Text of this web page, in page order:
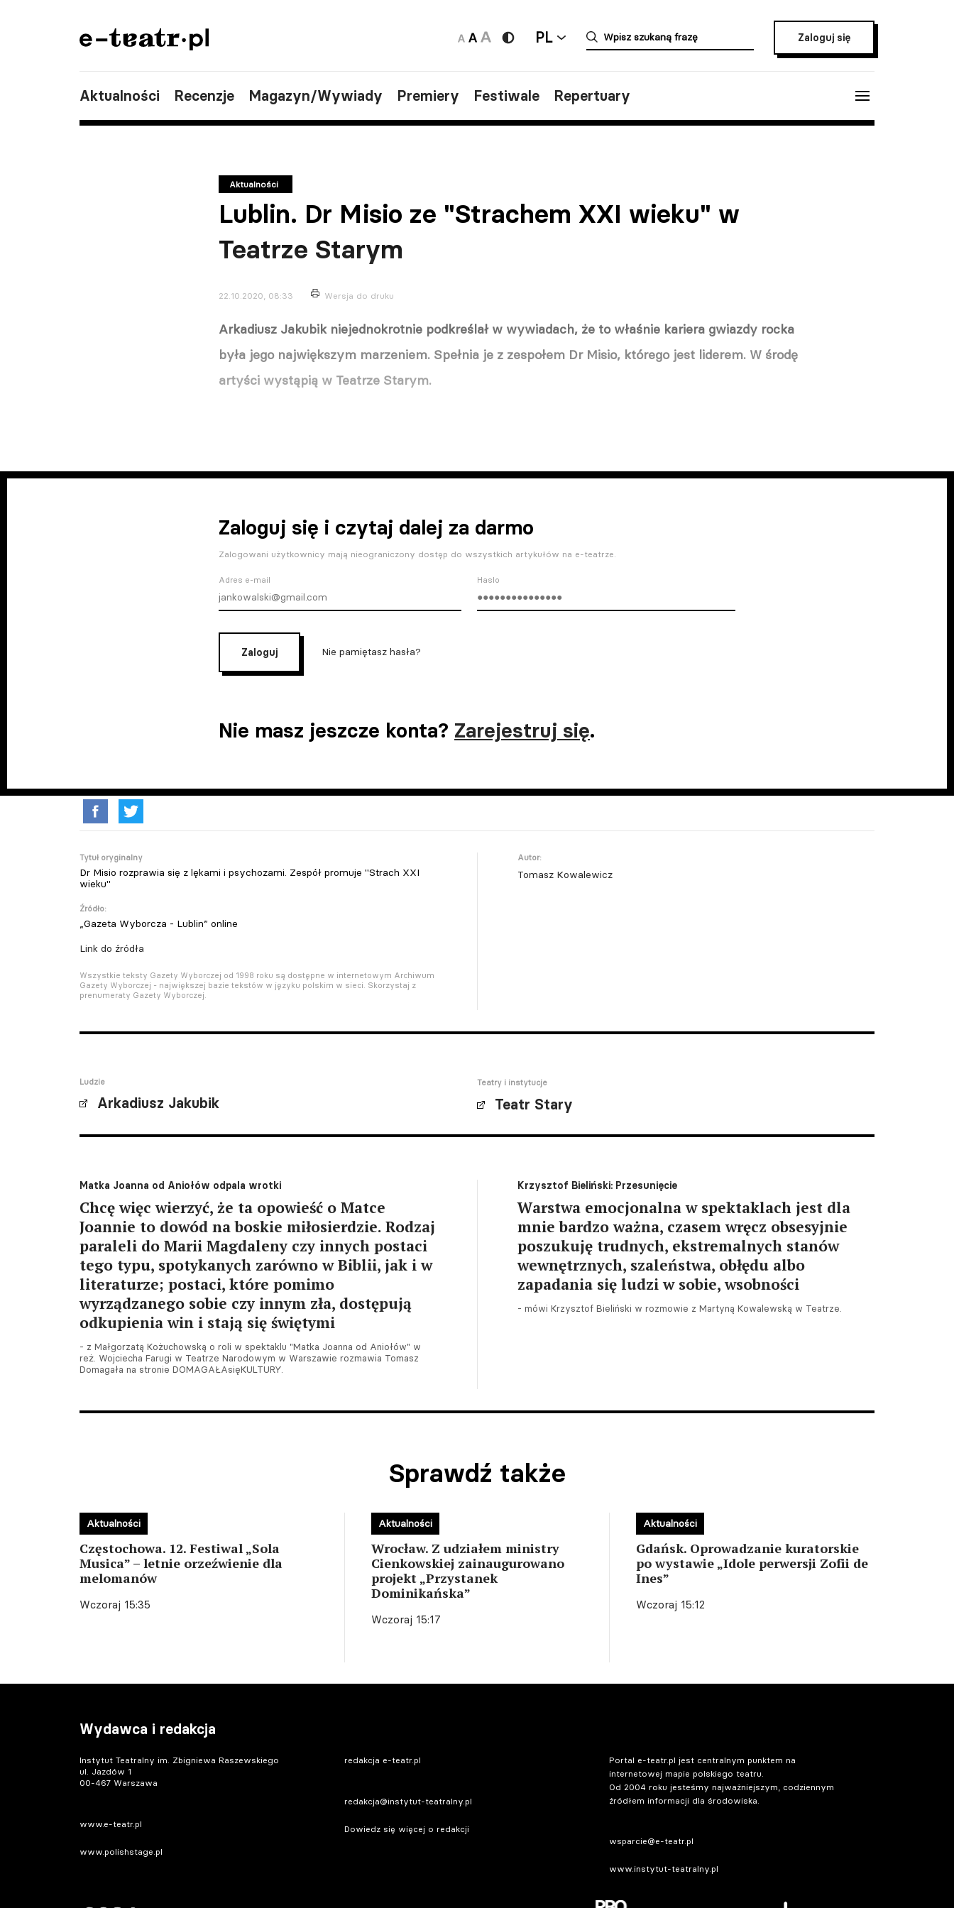
PL Zaloguj się
Aktualności Recenzje Magazyn/Wywiady Premiery Festiwale Repertuary
Aktualności
Lublin. Dr Misio ze "Strachem XXI wieku" w
Teatrze Starym
22.10.2020, 08:33 Wersja do druku
Arkadiusz Jakubik niejednokrotnie podkreślał w wywiadach, że to właśnie kariera gwiazdy rocka
była jego największym marzeniem. Spełnia je z zespołem Dr Misio, którego jest liderem. W środę
artyści wystąpią w Teatrze Starym.
Zaloguj się i czytaj dalej za darmo
Zalogowani użytkownicy mają nieograniczony dostęp do wszystkich artykułów na e-teatrze.
Adres e-mail Haslo
Zaloguj Nie pamiętasz hasła?
Nie masz jeszcze konta? Zarejestruj się.
Tytuł oryginalny
Dr Misio rozprawia się z lękami i psychozami. Zespół promuje "Strach XXI
wieku"
Źródło:
„Gazeta Wyborcza - Lublin” online
Link do źródła
Wszystkie teksty Gazety Wyborczej od 1998 roku są dostępne w internetowym Archiwum
Gazety Wyborczej - największej bazie tekstów w języku polskim w sieci. Skorzystaj z
prenumeraty Gazety Wyborczej.
Autor:
Tomasz Kowalewicz
Ludzie
Arkadiusz Jakubik
Teatry i instytucje
Teatr Stary
Matka Joanna od Aniołów odpala wrotki
Chcę więc wierzyć, że ta opowieść o Matce
Joannie to dowód na boskie miłosierdzie. Rodzaj
paraleli do Marii Magdaleny czy innych postaci
tego typu, spotykanych zarówno w Biblii, jak i w
literaturze; postaci, które pomimo
wyrządzanego sobie czy innym zła, dostępują
odkupienia win i stają się świętymi
- z Małgorzatą Kożuchowską o roli w spektaklu "Matka Joanna od Aniołów" w
reż. Wojciecha Farugi w Teatrze Narodowym w Warszawie rozmawia Tomasz
Domagała na stronie DOMAGAŁAsięKULTURY.
Krzysztof Bieliński: Przesunięcie
Warstwa emocjonalna w spektaklach jest dla
mnie bardzo ważna, czasem wręcz obsesyjnie
poszukuję trudnych, ekstremalnych stanów
wewnętrznych, szaleństwa, obłędu albo
zapadania się ludzi w sobie, wsobności
- mówi Krzysztof Bieliński w rozmowie z Martyną Kowalewską w Teatrze.
Sprawdź także
Częstochowa. 12. Festiwal „Sola
Musica” – letnie orzeźwienie dla
melomanów
Wczoraj 15:35
Aktualności
Wrocław. Z udziałem ministry
Cienkowskiej zainaugurowano
projekt „Przystanek
Dominikańska”
Wczoraj 15:17
Aktualności
Gdańsk. Oprowadzanie kuratorskie
po wystawie „Idole perwersji Zofii de
Ines”
Wczoraj 15:12
Aktualności
Wydawca i redakcja
Instytut Teatralny im. Zbigniewa Raszewskiego
ul. Jazdów 1
00-467 Warszawa
www.e-teatr.pl
www.polishstage.pl
redakcja e-teatr.pl
redakcja@instytut-teatralny.pl
Dowiedz się więcej o redakcji
Portal e-teatr.pl jest centralnym punktem na
internetowej mapie polskiego teatru.
Od 2004 roku jesteśmy najważniejszym, codziennym
źródłem informacji dla środowiska.
wsparcie@e-teatr.pl
www.instytut-teatralny.pl